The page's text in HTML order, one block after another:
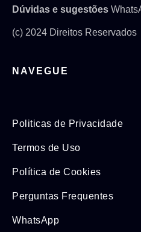
Dúvidas e sugestões
(c) 2024 Direitos Reservados
NAVEGUE
Politicas de Privacidade
Termos de Uso
Política de Cookies
Perguntas Frequentes
WhatsApp